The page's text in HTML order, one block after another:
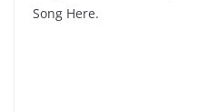
Song Here.